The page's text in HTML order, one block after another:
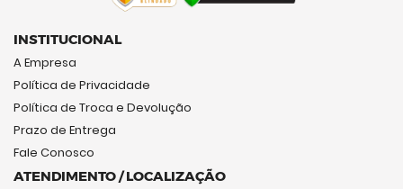
INSTITUCIONAL
A Empresa
Política de Privacidade
Política de Troca e Devolução
Prazo de Entrega
Fale Conosco
ATENDIMENTO / LOCALIZAÇÃO